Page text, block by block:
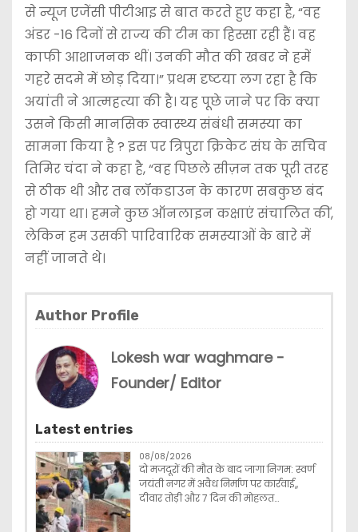
से न्यूज एजेंसी पीटीआइ से बात करते हुए कहा है, “वह
अंडर -16 दिनों से राज्य की टीम का हिस्सा रही हैं। वह
काफी आशाजनक थीं। उनकी मौत की खबर ने हमें
गहरे सदमे में छोड़ दिया।” प्रथम दृष्टया लग रहा है कि
अयांती ने आत्महत्या की है। यह पूछे जाने पर कि क्या
उसने किसी मानसिक स्वास्थ्य संबंधी समस्या का
सामना किया है ? इस पर त्रिपुरा क्रिकेट संघ के सचिव
तिमिर चंदा ने कहा है, “वह पिछले सीज़न तक पूरी तरह
से ठीक थी और तब लॉकडाउन के कारण सबकुछ बंद
हो गया था। हमने कुछ ऑनलाइन कक्षाएं संचालित कीं,
लेकिन हम उसकी पारिवारिक समस्याओं के बारे में
नहीं जानते थे।
Author Profile
Lokesh war waghmare -
Founder/ Editor
Latest entries
08/08/2026
दो मजदूरों की मौत के बाद जागा निगम: स्वर्ण
जयंती नगर में अवैध निर्माण पर कार्रवाई,,
दीवार तोड़ी और 7 दिन की मोहलत…